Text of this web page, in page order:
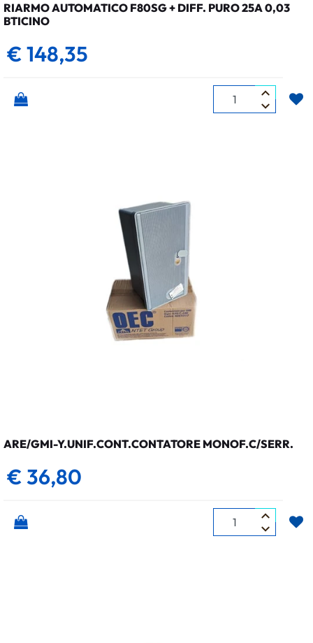
RIARMO AUTOMATICO F80SG + DIFF. PURO 25A 0,03
BTICINO
€ 148,35
Quantità
ARE/GMI-Y.UNIF.CONT.CONTATORE MONOF.C/SERR.
€ 36,80
Quantità